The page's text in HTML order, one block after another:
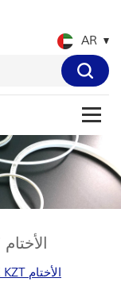
AR
شغل البرونز PTFE KZT الأختام
شغل البرونز PTFE KZT الأختام